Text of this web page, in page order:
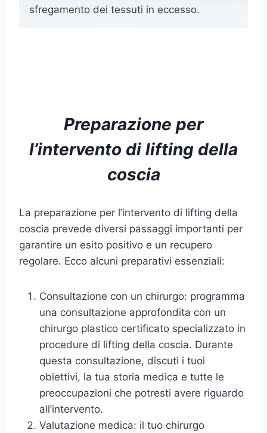
sfregamento dei tessuti in eccesso.
Preparazione per
l’intervento di lifting della
coscia
La preparazione per l’intervento di lifting della
coscia prevede diversi passaggi importanti per
garantire un esito positivo e un recupero
regolare. Ecco alcuni preparativi essenziali:
Consultazione con un chirurgo: programma
una consultazione approfondita con un
chirurgo plastico certificato specializzato in
procedure di lifting della coscia. Durante
questa consultazione, discuti i tuoi
obiettivi, la tua storia medica e tutte le
preoccupazioni che potresti avere riguardo
all’intervento.
Valutazione medica: il tuo chirurgo